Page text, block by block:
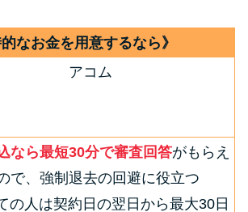
的なお金を用意するなら》
アコム
なら最短30分で審査回答がもらえ
で、強制退去の回避に役立つ
の人は契約日の翌日から最大30日